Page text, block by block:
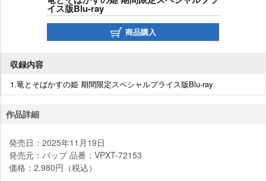
イス版Blu-ray
商品購入
収録内容
1.竜とそばかすの姫 期間限定スペシャルプライス版Blu-ray
作品詳細
発売日：2025年11月19日
発売元：バップ 品番：VPXT-72153
価格：2,980円（税込）